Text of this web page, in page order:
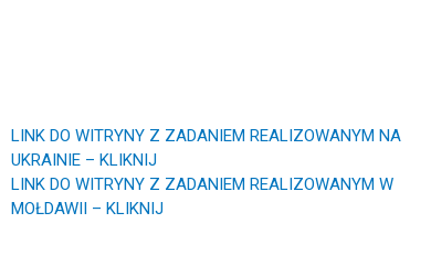
LINK DO WITRYNY Z ZADANIEM REALIZOWANYM NA
UKRAINIE – KLIKNIJ
LINK DO WITRYNY Z ZADANIEM REALIZOWANYM W
MOŁDAWII – KLIKNIJ